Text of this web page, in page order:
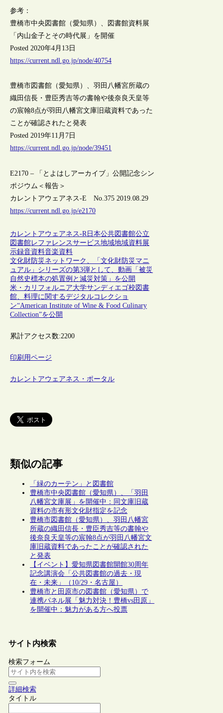
参考：
豊橋市中央図書館（愛知県）、図書館資料展
「内山金子とその時代展」を開催
Posted 2020年4月13日
https://current.ndl.go.jp/node/40754
豊橋市図書館（愛知県）、羽田八幡宮所蔵の
織田信長・豊臣秀吉等の書翰や後奈良天皇等
の宸翰8点が羽田八幡宮文庫旧蔵資料であった
ことが確認されたと発表
Posted 2019年11月7日
https://current.ndl.go.jp/node/39451
E2170 – 「とよはしアーカイブ」公開記念シン
ポジウム＜報告＞
カレントアウェアネス-E No.375 2019.08.29
https://current.ndl.go.jp/e2170
カレントアウェアネス-R 日本公共図書館公立
図書館レファレンスサービス地域地域資料展
示録音資料音楽資料
文化財防災ネットワーク、「文化財防災マニ
ュアル」シリーズの第3弾として、動画「被災
自然史標本の処置例と減災対策」を公開
米・カリフォルニア大学サンディエゴ校図書
館、料理に関するデジタルコレクショ
ン“American Institute of Wine & Food Culinary
Collection”を公開
累計アクセス数:2200
印刷用ページ
カレントアウェアネス・ポータル
類似の記事
「緑のカーテン」と図書館
豊橋市中央図書館（愛知県）、「羽田
八幡宮文庫展」を開催中：同文庫旧蔵
資料の市有形文化財指定を記念
豊橋市図書館（愛知県）、羽田八幡宮
所蔵の織田信長・豊臣秀吉等の書翰や
後奈良天皇等の宸翰8点が羽田八幡宮文
庫旧蔵資料であったことが確認された
と発表
【イベント】愛知県図書館開館30周年
記念講演会「公共図書館の過去・現
在・未来」（10/29・名古屋）
豊橋市と田原市の図書館（愛知県）で
連携パネル展「魅力対決！豊橋vs田原」
を開催中：魅力がある方へ投票
サイト内検索
検索フォーム
詳細検索
タイトル